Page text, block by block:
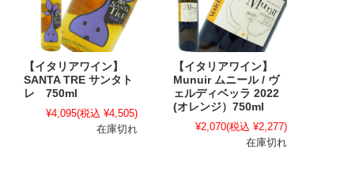
【イタリアワイン】
SANTA TRE サンタト
レ 750ml
¥4,095(税込 ¥4,505)
在庫切れ
【イタリアワイン】
Munuir ムニール / ヴ
ェルディベッラ 2022
(オレンジ）750ml
¥2,070(税込 ¥2,277)
在庫切れ